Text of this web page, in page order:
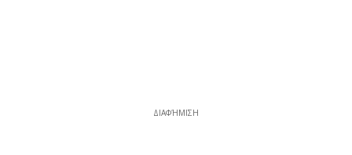
ΔΙΑΦΉΜΙΣΗ